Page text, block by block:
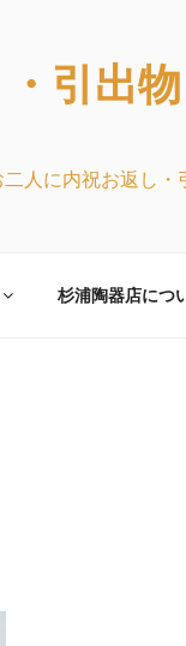
引出
人に内祝お返し
杉浦陶器店につ